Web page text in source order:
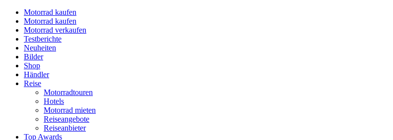
Motorrad kaufen
Motorrad kaufen
Motorrad verkaufen
Testberichte
Neuheiten
Bilder
Shop
Händler
Reise
Motorradtouren
Hotels
Motorrad mieten
Reiseangebote
Reiseanbieter
Top Awards